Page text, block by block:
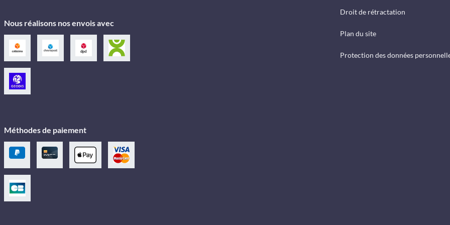
Nous réalisons nos envois avec
Méthodes de paiement
Droit de rétractation
Plan du site
Protection des données